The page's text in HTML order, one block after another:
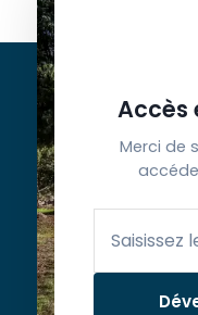
Accès
Merci de
Contacts
Ouvert du lundi au
de 9h à 12h30 et
(+33) 6 65 39